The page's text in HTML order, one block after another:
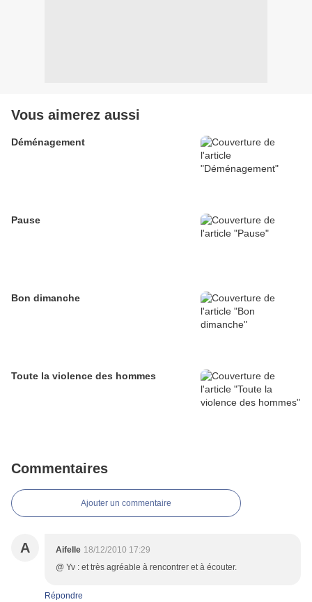
Vous aimerez aussi
Déménagement
Pause
Bon dimanche
Toute la violence des hommes
Commentaires
Ajouter un commentaire
A Aifelle 18/12/2010 17:29
@ Yv : et très agréable à rencontrer et à écouter.
Répondre